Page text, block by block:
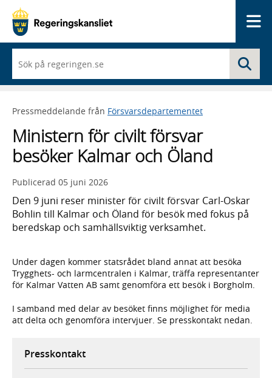
du
börjar
skriva
framträder
lista
med
sökförslag
Pressmeddelande från Försvarsdepartementet
Ministern för civilt försvar
besöker Kalmar och Öland
Publicerad 05 juni 2026
Den 9 juni reser minister för civilt försvar Carl-Oskar
Bohlin till Kalmar och Öland för besök med fokus på
beredskap och samhällsviktig verksamhet.
Under dagen kommer statsrådet bland annat att besöka
Trygghets- och larmcentralen i Kalmar, träffa representanter
för Kalmar Vatten AB samt genomföra ett besök i Borgholm.
I samband med delar av besöket finns möjlighet för media
att delta och genomföra intervjuer. Se presskontakt nedan.
Presskontakt